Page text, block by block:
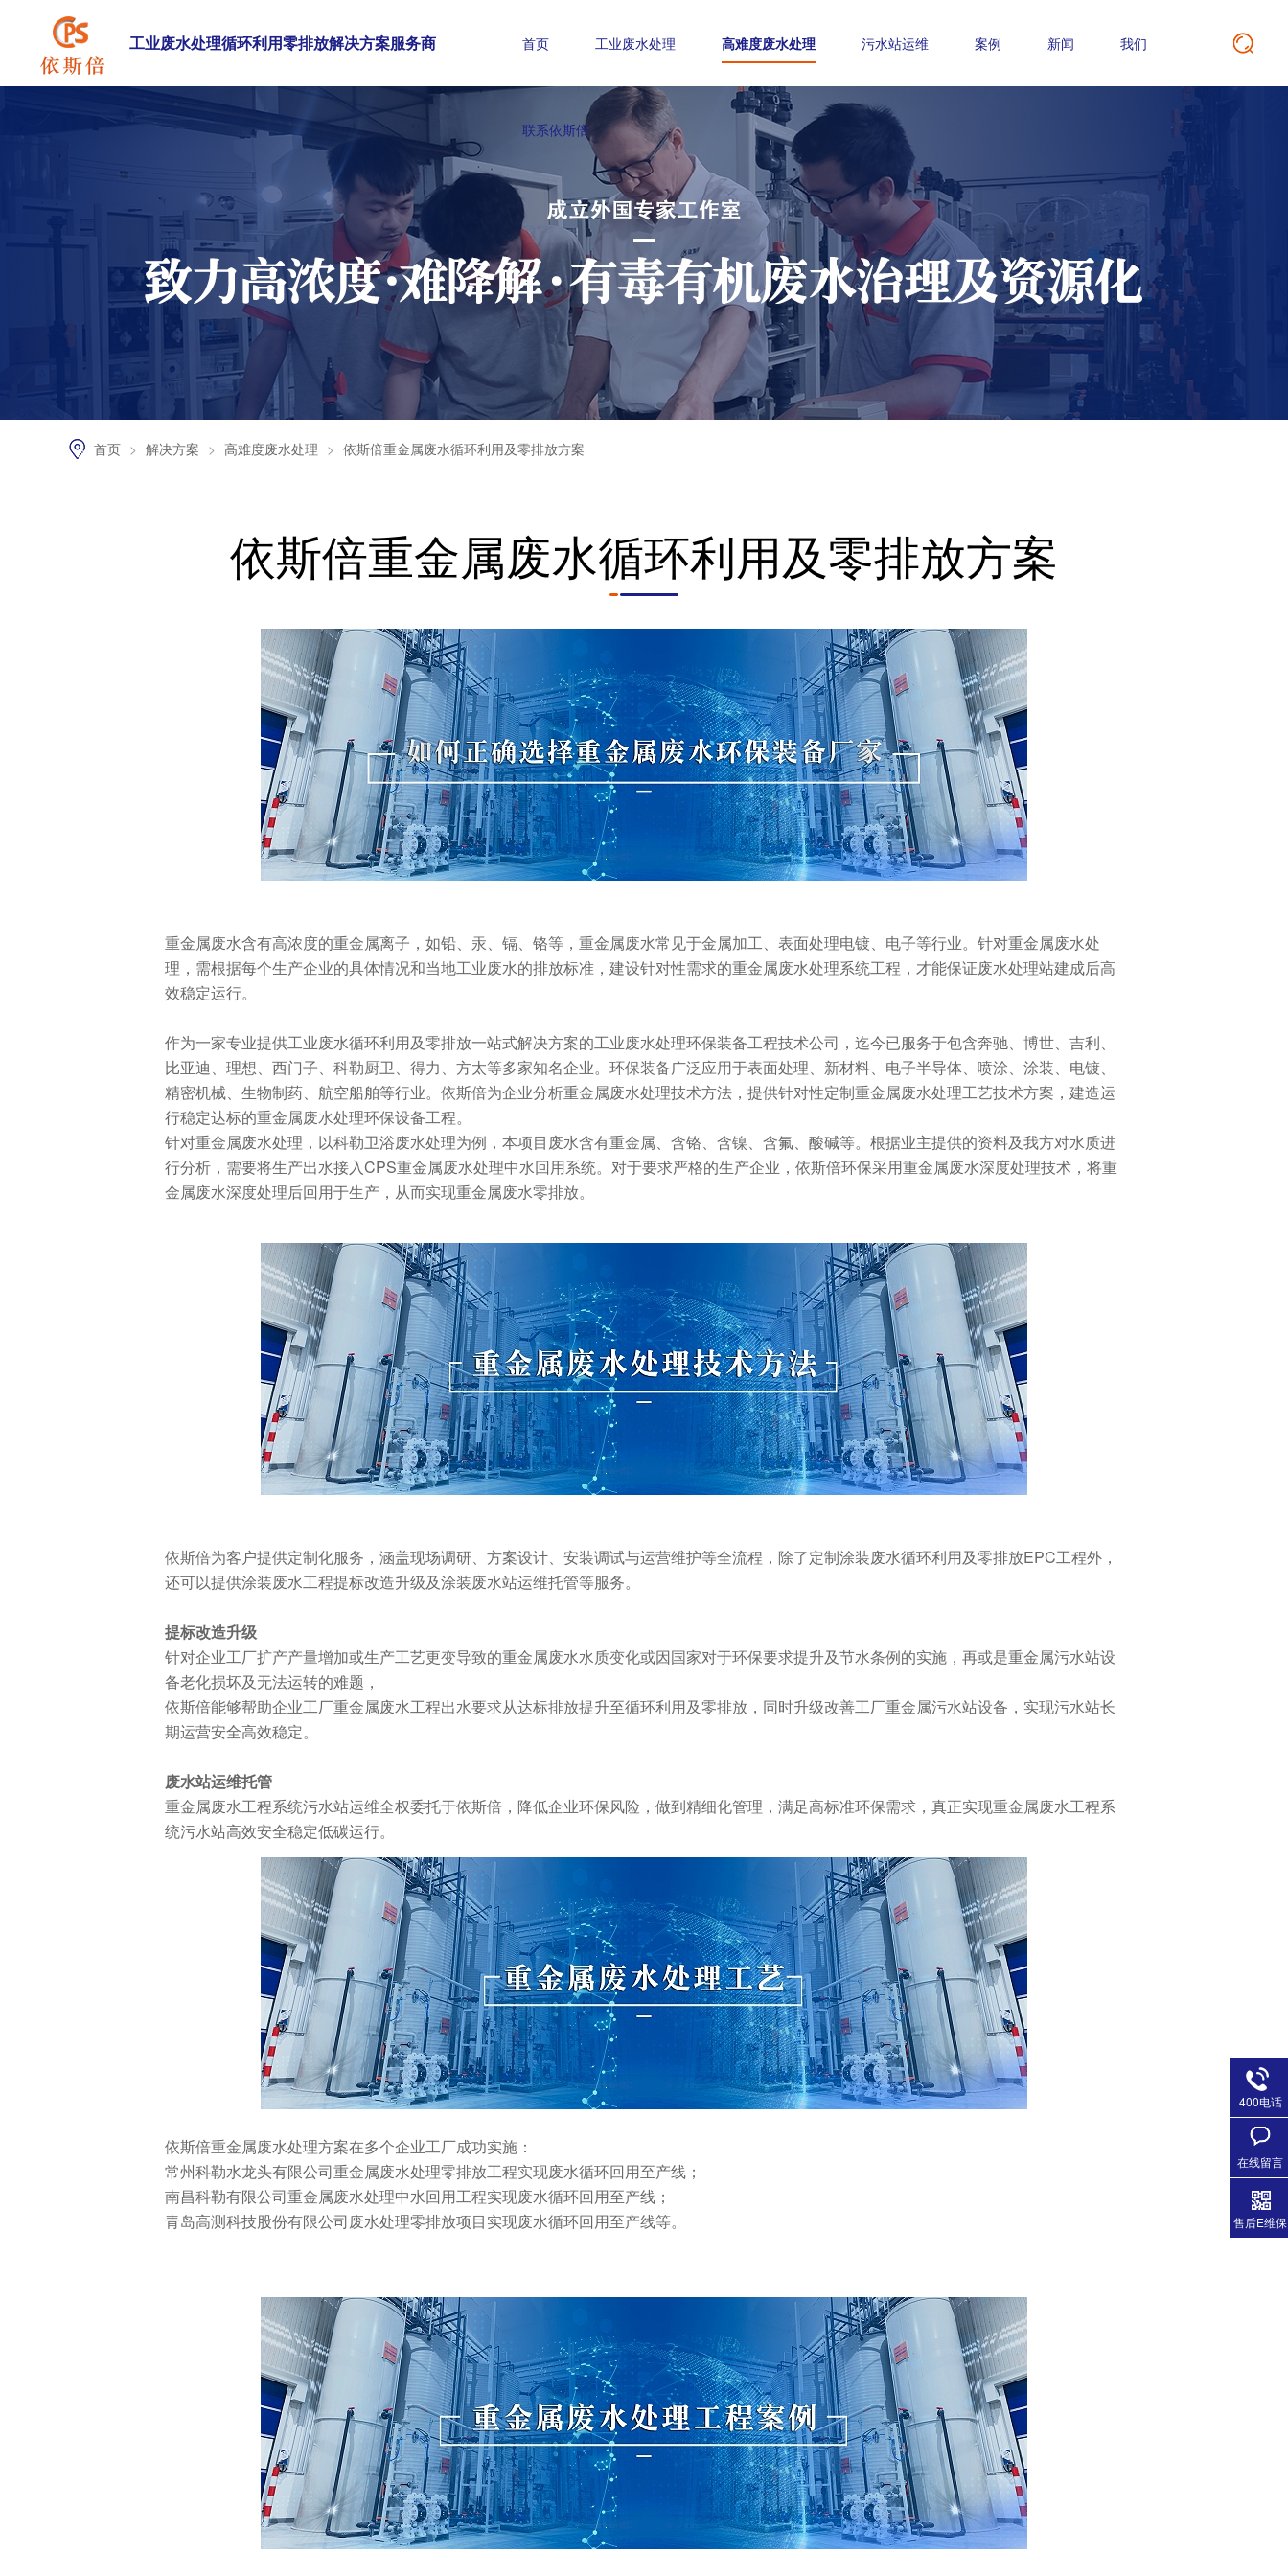
工业废水处理循环利用零排放解决方案服务商 首页 工业废水处理 高难度废水处理 污水站运维 案例 新闻 我们
联系依斯倍
首页 > 解决方案 > 高难度废水处理 > 依斯倍重金属废水循环利用及零排放方案
依斯倍重金属废水循环利用及零排放方案
重金属废水含有高浓度的重金属离子，如铅、汞、镉、铬等，重金属废水常见于金属加工、表面处理电镀、电子等行业。针对重金属废水处
理，需根据每个生产企业的具体情况和当地工业废水的排放标准，建设针对性需求的重金属废水处理系统工程，才能保证废水处理站建成后高
效稳定运行。
作为一家专业提供工业废水循环利用及零排放一站式解决方案的工业废水处理环保装备工程技术公司，迄今已服务于包含奔驰、博世、吉利、
比亚迪、理想、西门子、科勒厨卫、得力、方太等多家知名企业。环保装备广泛应用于表面处理、新材料、电子半导体、喷涂、涂装、电镀、
精密机械、生物制药、航空船舶等行业。依斯倍为企业分析重金属废水处理技术方法，提供针对性定制重金属废水处理工艺技术方案，建造运
行稳定达标的重金属废水处理环保设备工程。
针对重金属废水处理，以科勒卫浴废水处理为例，本项目废水含有重金属、含铬、含镍、含氟、酸碱等。根据业主提供的资料及我方对水质进
行分析，需要将生产出水接入CPS重金属废水处理中水回用系统。对于要求严格的生产企业，依斯倍环保采用重金属废水深度处理技术，将重
金属废水深度处理后回用于生产，从而实现重金属废水零排放。
依斯倍为客户提供定制化服务，涵盖现场调研、方案设计、安装调试与运营维护等全流程，除了定制涂装废水循环利用及零排放EPC工程外，
还可以提供涂装废水工程提标改造升级及涂装废水站运维托管等服务。
提标改造升级
针对企业工厂扩产产量增加或生产工艺更变导致的重金属废水水质变化或因国家对于环保要求提升及节水条例的实施，再或是重金属污水站设
备老化损坏及无法运转的难题，
依斯倍能够帮助企业工厂重金属废水工程出水要求从达标排放提升至循环利用及零排放，同时升级改善工厂重金属污水站设备，实现污水站长
期运营安全高效稳定。
废水站运维托管
重金属废水工程系统污水站运维全权委托于依斯倍，降低企业环保风险，做到精细化管理，满足高标准环保需求，真正实现重金属废水工程系
统污水站高效安全稳定低碳运行。
依斯倍重金属废水处理方案在多个企业工厂成功实施：
常州科勒水龙头有限公司重金属废水处理零排放工程实现废水循环回用至产线；
南昌科勒有限公司重金属废水处理中水回用工程实现废水循环回用至产线；
青岛高测科技股份有限公司废水处理零排放项目实现废水循环回用至产线等。
400电话
在线留言
售后E维保